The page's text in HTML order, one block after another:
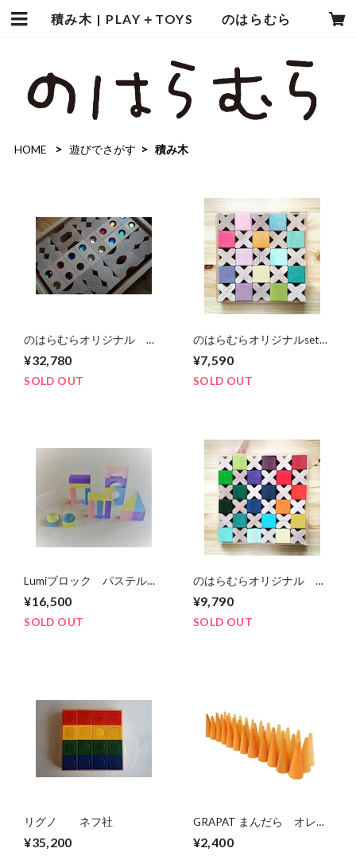
積み木 | PLAY＋TOYS のはらむら
HOME 遊びでさがす 積み木
のはらむらオリジナル デ
¥32,780
SOLD OUT
のはらむらオリジナルset
木セット
¥7,590
SOLD OUT
Lumiブロック パステルカ
¥16,500
SOLD OUT
のはらむらオリジナル グ
木セット 原色カラー
¥9,790
SOLD OUT
リグノ ネフ社
¥35,200
GRAPAT まんだら オレン
¥2,400